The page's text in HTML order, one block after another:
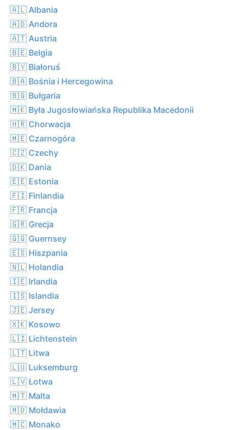
🇦🇱 Albania
🇦🇩 Andora
🇦🇹 Austria
🇧🇪 Belgia
🇧🇾 Białoruś
🇧🇦 Bośnia i Hercegowina
🇧🇬 Bułgaria
🇲🇰 Była Jugosłowiańska Republika Macedonii
🇭🇷 Chorwacja
🇲🇪 Czarnogóra
🇨🇿 Czechy
🇩🇰 Dania
🇪🇪 Estonia
🇫🇮 Finlandia
🇫🇷 Francja
🇬🇷 Grecja
🇬🇬 Guernsey
🇪🇸 Hiszpania
🇳🇱 Holandia
🇮🇪 Irlandia
🇮🇸 Islandia
🇯🇪 Jersey
🇽🇰 Kosowo
🇱🇮 Lichtenstein
🇱🇹 Litwa
🇱🇺 Luksemburg
🇱🇻 Łotwa
🇲🇹 Malta
🇲🇩 Mołdawia
🇲🇨 Monako